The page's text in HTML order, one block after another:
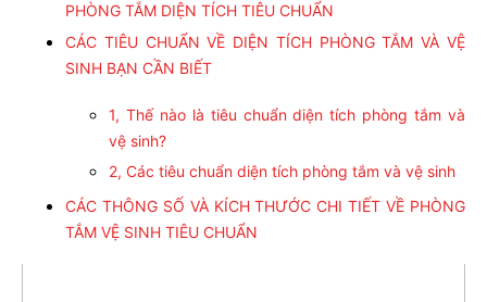
PHÒNG TẮM DIỆN TÍCH TIÊU CHUẨN
CÁC TIÊU CHUẨN VỀ DIỆN TÍCH PHÒNG TẮM VÀ VỆ
SINH BẠN CẦN BIẾT
1, Thế nào là tiêu chuẩn diện tích phòng tắm và
vệ sinh?
2, Các tiêu chuẩn diện tích phòng tắm và vệ sinh
CÁC THÔNG SỐ VÀ KÍCH THƯỚC CHI TIẾT VỀ PHÒNG
TẮM VỆ SINH TIÊU CHUẨN